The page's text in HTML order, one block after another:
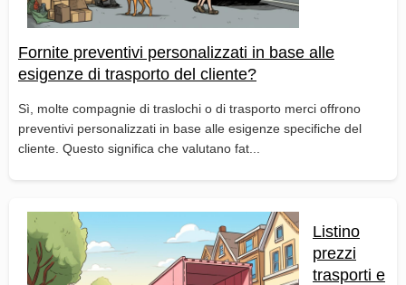
Fornite preventivi personalizzati in base alle
esigenze di trasporto del cliente?
Sì, molte compagnie di traslochi o di trasporto merci offrono
preventivi personalizzati in base alle esigenze specifiche del
cliente. Questo significa che valutano fat...
Listino
prezzi
trasporti e